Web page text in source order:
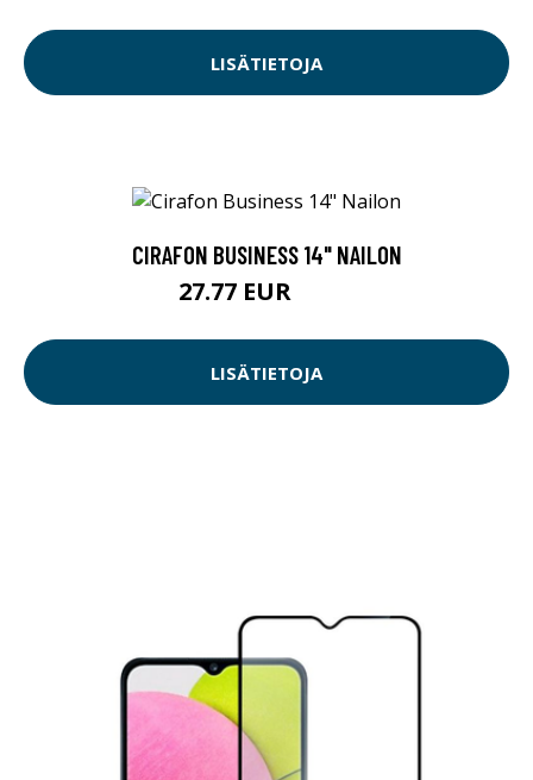
LISÄTIETOJA
CIRAFON BUSINESS 14" NAILON
27.77 EUR
LISÄTIETOJA